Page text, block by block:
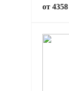
от